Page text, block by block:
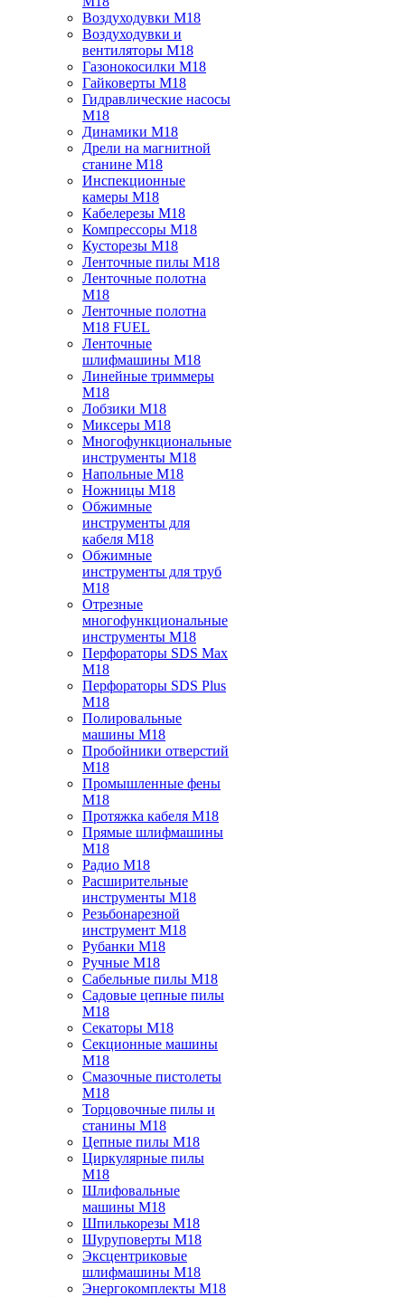
Воздуходувки M18
Воздуходувки и
вентиляторы M18
Газонокосилки M18
Гайковерты M18
Гидравлические насосы
M18
Динамики M18
Дрели на магнитной
станине M18
Инспекционные
камеры M18
Кабелерезы M18
Компрессоры M18
Кусторезы M18
Ленточные пилы M18
Ленточные полотна
M18
Ленточные полотна
M18 FUEL
Ленточные
шлифмашины M18
Линейные триммеры
M18
Лобзики M18
Миксеры M18
Многофункциональные
инструменты M18
Напольные M18
Ножницы M18
Обжимные
инструменты для
кабеля M18
Обжимные
инструменты для труб
M18
Отрезные
многофункциональные
инструменты M18
Перфораторы SDS Max
M18
Перфораторы SDS Plus
M18
Полировальные
машины M18
Пробойники отверстий
M18
Промышленные фены
M18
Протяжка кабеля M18
Прямые шлифмашины
M18
Радио M18
Расширительные
инструменты M18
Резьбонарезной
инструмент M18
Рубанки M18
Ручные M18
Сабельные пилы M18
Садовые цепные пилы
M18
Секаторы M18
Секционные машины
M18
Смазочные пистолеты
M18
Торцовочные пилы и
станины M18
Цепные пилы M18
Циркулярные пилы
M18
Шлифовальные
машины M18
Шпилькорезы M18
Шуруповерты M18
Эксцентриковые
шлифмашины M18
Энергокомплекты M18